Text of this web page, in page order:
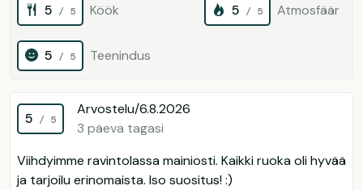
5 / 5 Köök 5 / 5 Atmosfäär
5 / 5 Teenindus
5 / 5
Arvostelu/6.8.2026
3 päeva tagasi
Viihdyimme ravintolassa mainiosti. Kaikki ruoka oli hyvää
ja tarjoilu erinomaista. Iso suositus! :)